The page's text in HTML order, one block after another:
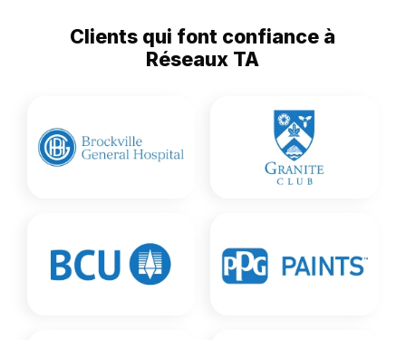
Clients qui font confiance à
Réseaux TA